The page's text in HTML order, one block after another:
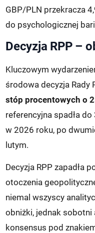
GBP/PLN przekracza
do psychologicznej
Decyzja RPP –
Kluczowym
środowa decyzja Rady
stóp procentowych o
referencyjna spadła
w 2026 roku, po
lutym.
Decyzja RPP zapadła
otoczenia
niemal wszyscy
obniżki, jednak sobotni
konsensus pod